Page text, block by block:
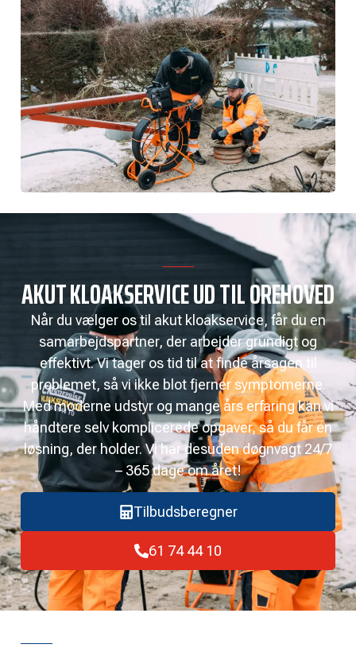
AKUT KLOAKSERVICE UD TIL OREHOVED
Når du vælger os til akut kloakservice, får du en
samarbejdspartner, der arbejder grundigt og
effektivt. Vi tager os tid til at finde årsagen til
problemet, så vi ikke blot fjerner symptomerne.
Med moderne udstyr og mange års erfaring kan vi
håndtere selv komplicerede opgaver, så du får en
løsning, der holder. Vi har desuden døgnvagt 24/7
– 365 dage om året!
Tilbudsberegner
61 74 44 10